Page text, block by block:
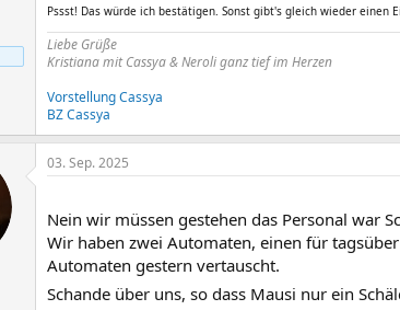
Pssst! Das würde ich bestätigen. Sonst gibt's gleich wieder einen
Liebe Grüße
Kristiana mit Cassya & Neroli ganz tief im Herzen
Vorstellung Cassya
BZ Cassya
03. Sep. 2025
Nein wir müssen gestehen das Personal war
Wir haben zwei Automaten, einen für
Automaten gestern vertauscht.
Schande über uns, so dass Mausi nur ein